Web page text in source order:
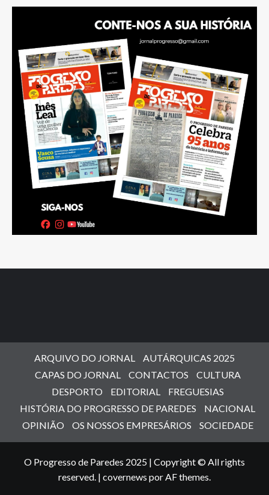
ARQUIVO DO JORNAL
AUTÁRQUICAS 2025
CAPAS DO JORNAL
CONTACTOS
CULTURA
DESPORTO
EDITORIAL
FREGUESIAS
HISTÓRIA DO PROGRESSO DE PAREDES
NACIONAL
OPINIÃO
OS NOSSOS EMPRESÁRIOS SOCIEDADE
O Progresso de Paredes 2025 | Copyright © All rights
reserved. | covernews por AF themes.